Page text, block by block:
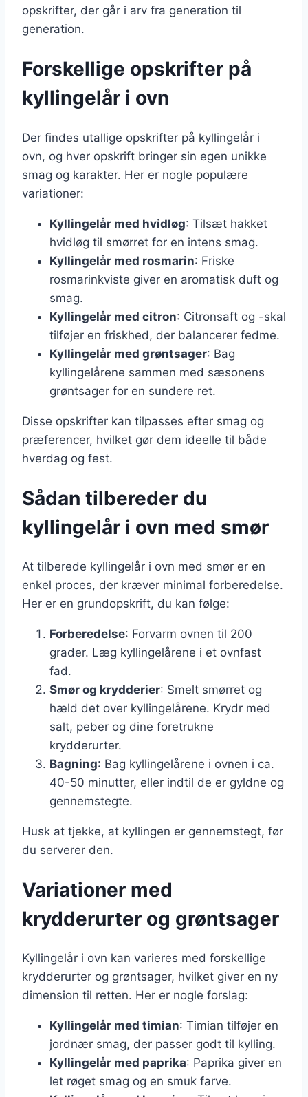
opskrifter, der går i arv fra generation til
generation.
Forskellige opskrifter på
kyllingelår i ovn
Der findes utallige opskrifter på kyllingelår i
ovn, og hver opskrift bringer sin egen unikke
smag og karakter. Her er nogle populære
variationer:
Kyllingelår med hvidløg: Tilsæt hakket
hvidløg til smørret for en intens smag.
Kyllingelår med rosmarin: Friske
rosmarinkviste giver en aromatisk duft og
smag.
Kyllingelår med citron: Citronsaft og -skal
tilføjer en friskhed, der balancerer fedme.
Kyllingelår med grøntsager: Bag
kyllingelårene sammen med sæsonens
grøntsager for en sundere ret.
Disse opskrifter kan tilpasses efter smag og
præferencer, hvilket gør dem ideelle til både
hverdag og fest.
Sådan tilbereder du
kyllingelår i ovn med smør
At tilberede kyllingelår i ovn med smør er en
enkel proces, der kræver minimal forberedelse.
Her er en grundopskrift, du kan følge:
Forberedelse: Forvarm ovnen til 200
grader. Læg kyllingelårene i et ovnfast
fad.
Smør og krydderier: Smelt smørret og
hæld det over kyllingelårene. Krydr med
salt, peber og dine foretrukne
krydderurter.
Bagning: Bag kyllingelårene i ovnen i ca.
40-50 minutter, eller indtil de er gyldne og
gennemstegte.
Husk at tjekke, at kyllingen er gennemstegt, før
du serverer den.
Variationer med
krydderurter og grøntsager
Kyllingelår i ovn kan varieres med forskellige
krydderurter og grøntsager, hvilket giver en ny
dimension til retten. Her er nogle forslag:
Kyllingelår med timian: Timian tilføjer en
jordnær smag, der passer godt til kylling.
Kyllingelår med paprika: Paprika giver en
let røget smag og en smuk farve.